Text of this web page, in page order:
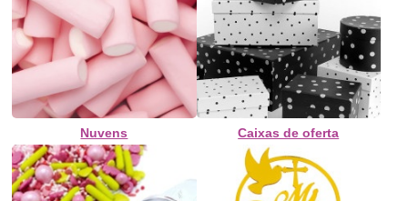
Nuvens Caixas de oferta